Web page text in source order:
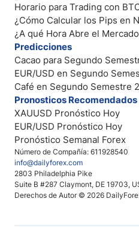
Número de Compañía: 611928540
info@dailyforex.com
2803 Philadelphia Pike
Suite B #287 Claymont, DE 19703,
Derechos de Autor © 2026
Horario para Trading con
¿Cómo Calcular los Pips en
¿A qué Hora Abre el
Predicciones
Cacao para Segundo
EUR/USD en Segundo
Café en Segundo Semestre
Pronosticos Recomendados
XAUUSD Pronóstico Hoy
EUR/USD Pronóstico Hoy
Pronóstico Semanal Forex